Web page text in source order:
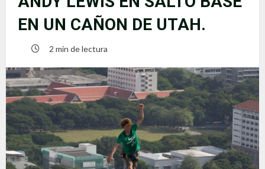
EN UN CAÑON DE UTAH.
2 min de lectura